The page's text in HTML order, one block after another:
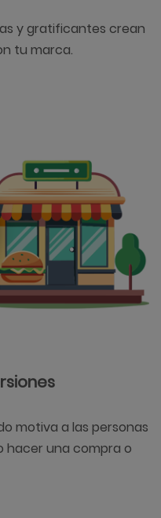
y gratificantes crean
tu marca.
motiva a las personas
hacer una compra o